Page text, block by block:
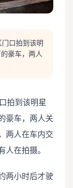
口拍到该明
豪车，两人
拍到该明星
豪车，两人关
两人在车内交
在拍摄。
两小时后才驶